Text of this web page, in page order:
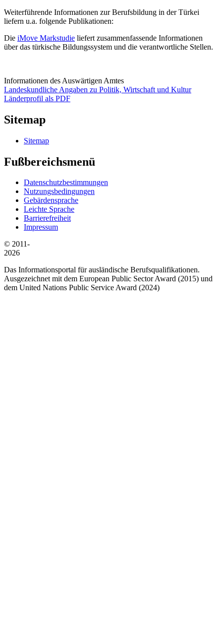
Weiterführende Informationen zur Berufsbildung in der Türkei
liefern u.a. folgende Publikationen:
Die iMove Markstudie liefert zusammenfassende Informationen
über das türkische Bildungssystem und die verantwortliche Stellen.
Informationen des Auswärtigen Amtes
Landeskundliche Angaben zu Politik, Wirtschaft und Kultur
Länderprofil als PDF
Sitemap
Sitemap
Fußbereichsmenü
Datenschutzbestimmungen
Nutzungsbedingungen
Gebärdensprache
Leichte Sprache
Barrierefreiheit
Impressum
© 2011-
2026
Das Informationsportal für ausländische Berufsqualifikationen.
Ausgezeichnet mit dem European Public Sector Award (2015) und
dem United Nations Public Service Award (2024)